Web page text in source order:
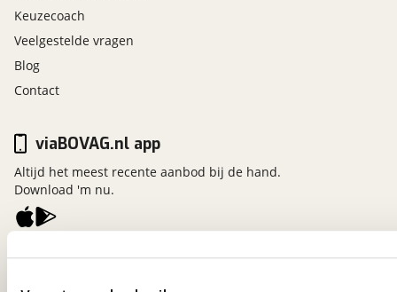
Keuzecoach
Veelgestelde vragen
Blog
Contact
viaBOVAG.nl
viaBOVAG.nl app
Altijd het meest recente aanbod bij de hand.
Download 'm nu.